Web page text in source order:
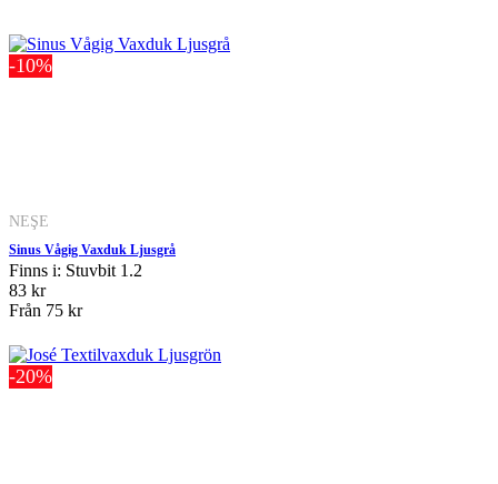
-10%
NEŞE
Sinus Vågig Vaxduk Ljusgrå
Finns i: Stuvbit 1.2
83 kr
Från 75 kr
-20%